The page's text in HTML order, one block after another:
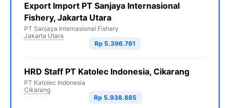
Export Import PT Sanjaya Internasional
Fishery, Jakarta Utara
PT Sanjaya Internasional Fishery
Jakarta Utara
Rp 5.396.761
HRD Staff PT Katolec Indonesia, Cikarang
PT Katolec Indonesia
Cikarang
Rp 5.938.885